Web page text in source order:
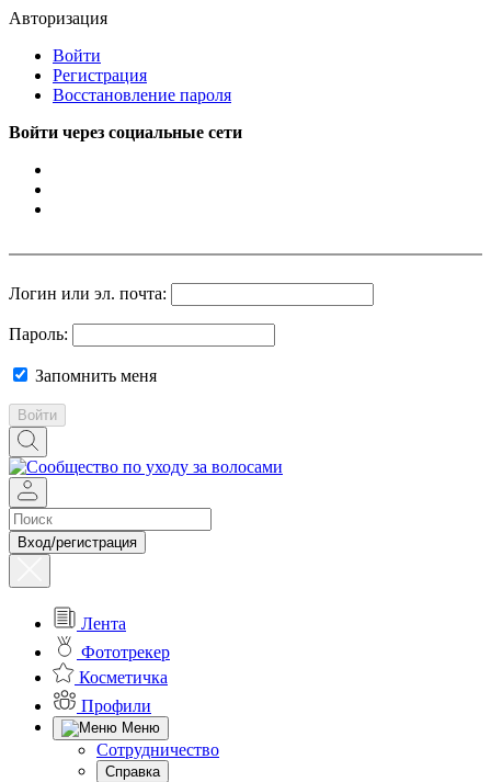
Авторизация
Войти
Регистрация
Восстановление пароля
Войти через социальные сети
Логин или эл. почта:
Пароль:
Запомнить меня
Войти
Вход/регистрация
Лента
Фототрекер
Косметичка
Профили
Меню
Сотрудничество
Справка